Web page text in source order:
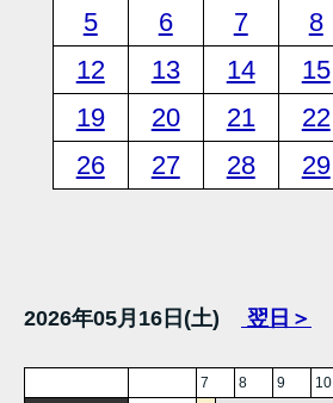
5
6 7 8
12
13 14 15
19
20 21 22
26
27 28 29
2026年05月16日(土) 翌日＞
7 8 9 10